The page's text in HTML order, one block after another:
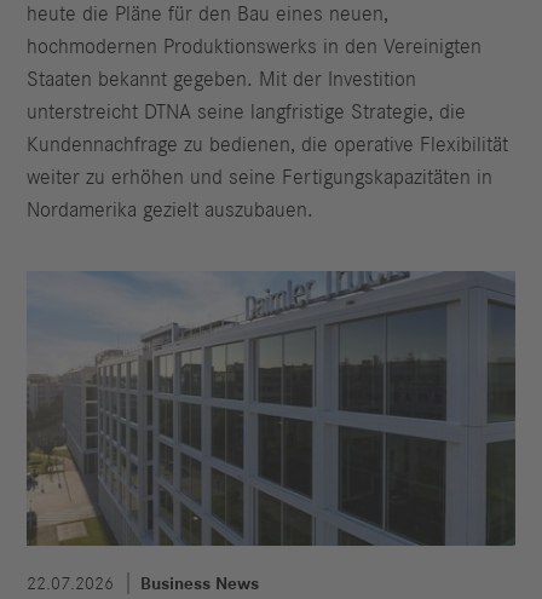
heute die Pläne für den Bau eines neuen,
hochmodernen Produktionswerks in den Vereinigten
Staaten bekannt gegeben. Mit der Investition
unterstreicht DTNA seine langfristige Strategie, die
Kundennachfrage zu bedienen, die operative Flexibilität
weiter zu erhöhen und seine Fertigungskapazitäten in
Nordamerika gezielt auszubauen.
22.07.2026 Business News